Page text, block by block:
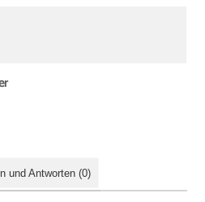
und Antworten (0)